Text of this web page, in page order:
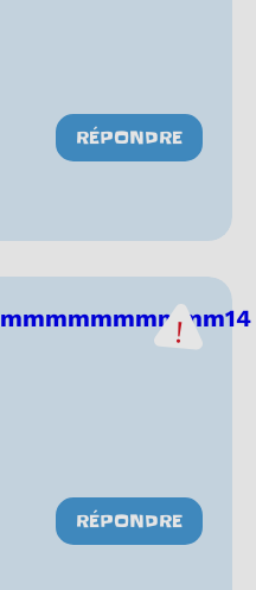
réactions
RÉPONDRE
réactions
RÉPONDRE